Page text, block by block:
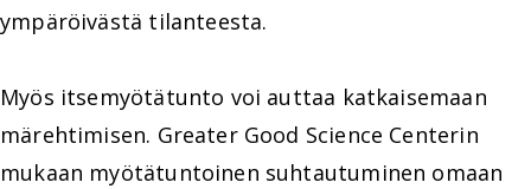
ympäröivästä tilanteesta.
Myös itsemyötätunto voi auttaa katkaisemaan
märehtimisen. Greater Good Science Centerin
mukaan myötätuntoinen suhtautuminen omaan